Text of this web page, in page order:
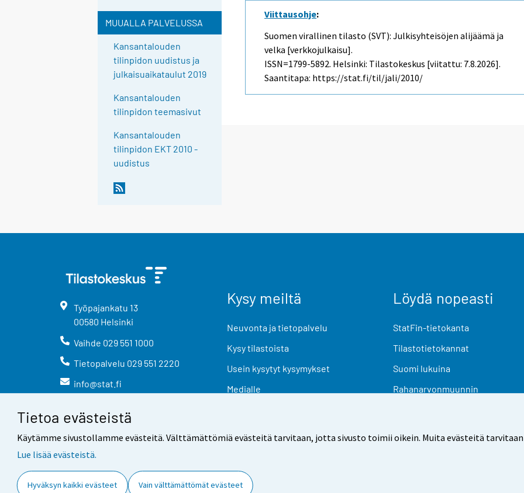
Tietoa evästeistä
Käytämme sivustollamme evästeitä. Välttämättömiä evästeitä tarvitaan, jotta sivusto toimii oikein. Muita evästeitä
Lue lisää evästeistä.
Hyväksyn kaikki evästeet Vain välttämättömät evästeet
MUUALLA PALVELUSSA
Kansantalouden
tilinpidon uudistus ja
julkaisuaikataulut 2019
Kansantalouden
tilinpidon teemasivut
Kansantalouden
tilinpidon EKT 2010 -
uudistus
Viittausohje:
Suomen virallinen tilasto (SVT): Julkisyhteisöjen alijäämä ja
velka [verkkojulkaisu].
ISSN=1799-5892. Helsinki: Tilastokeskus [viitattu: 7.8.2026].
Saantitapa: https://stat.fi/til/jali/2010/
Työpajankatu 13
00580 Helsinki
Vaihde 029 551 1000
Tietopalvelu 029 551 2220
info@stat.fi
Kysy meiltä
Neuvonta ja tietopalvelu
Kysy tilastoista
Usein kysytyt kysymykset
Medialle
Löydä nopeasti
StatFin-tietokanta
Tilastotietokannat
Suomi lukuina
Rahanarvonmuunnin
Yhteystiedot Palaute